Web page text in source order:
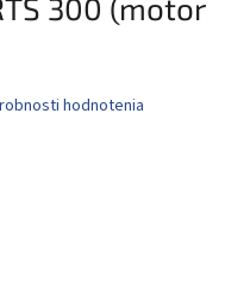
300 (motor
hodnotenia